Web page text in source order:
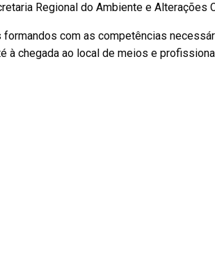
Regional do Ambiente e Alterações
com as competências
à chegada ao local de meios e